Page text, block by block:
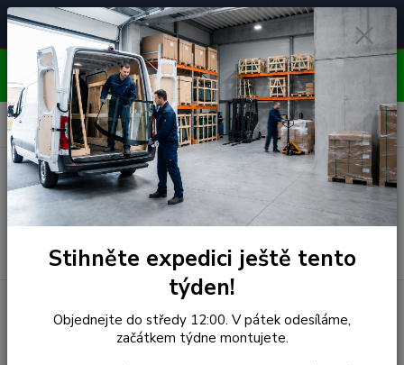
🚘
Čelní skla pro
unikátní vozy
📞
Poradenství
ZDARMA
⭐ 4.7/5 (50 recenzí)
OBJEDNÁVEJTE DO STŘEDY 12:00 - KAŽDÝ PÁTEK
EXPEDUJEME!!
Menu
Hledat
0 ks
za 0,00 Kč
Peugeot
Stihněte expedici ještě tento
týden!
Objednejte do středy 12:00. V pátek odesíláme,
začátkem týdne montujete.